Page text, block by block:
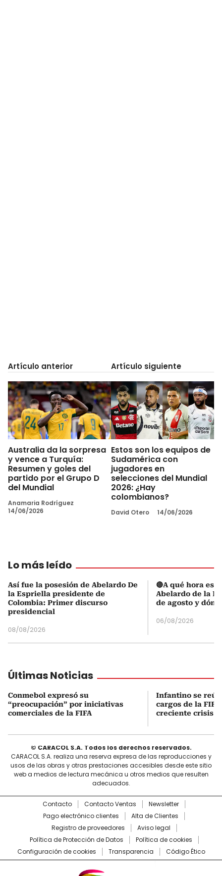
Artículo anterior
Australia da la sorpresa
y vence a Turquía:
Resumen y goles del
partido por el Grupo D
del Mundial
Anamaria Rodríguez
14/06/2026
Artículo siguiente
Estos son los equipos de
Sudamérica con
jugadores en
selecciones del Mundial
2026: ¿Hay
colombianos?
David Otero 14/06/2026
Lo más leído
Así fue la posesión de Abelardo De
la Espriella presidente de
Colombia: Primer discurso
presidencial
08/08/2026
🔴A qué hora es
Abelardo de la
de agosto y
06/08/2026
Últimas Noticias
Conmebol expresó su
“preocupación” por iniciativas
comerciales de la FIFA
Infantino se
cargos de la
creciente crisis
© CARACOL S.A. Todos los derechos reservados.
CARACOL S.A. realiza una reserva expresa de las reproducciones y
usos de las obras y otras prestaciones accesibles desde este sitio
web a medios de lectura mecánica u otros medios que resulten
adecuados.
Contacto Contacto Ventas
Newsletter
Pago electrónico clientes
Alta de Clientes
Registro de proveedores
Aviso legal
Política de Protección de Datos
Política de cookies
Configuración de cookies
Transparencia Código Ético